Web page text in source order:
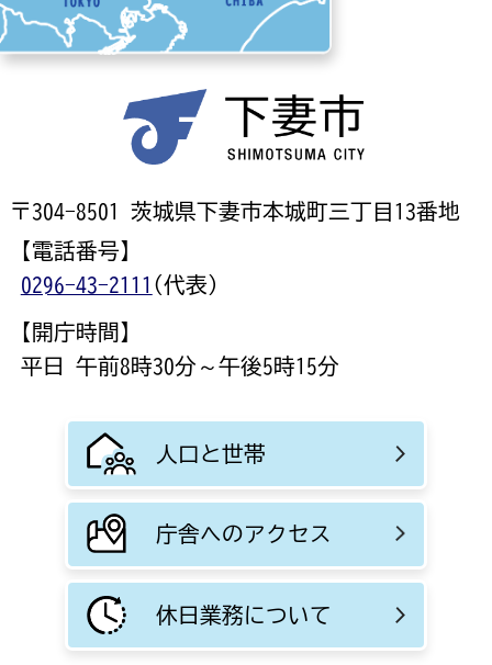
〒304-8501 茨城県下妻市本城町三丁目13番地
【電話番号】
0296-43-2111 (代表)
【開庁時間】
平日 午前8時30分～午後5時15分
人口と世帯
庁舎へのアクセス
休日業務について